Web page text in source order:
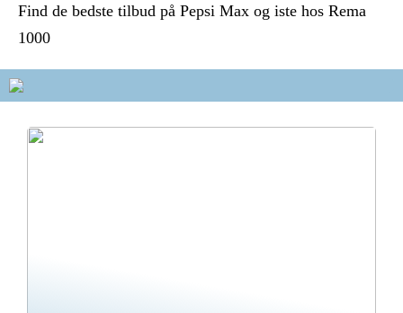
Find de bedste tilbud på Pepsi Max og iste hos Rema
1000